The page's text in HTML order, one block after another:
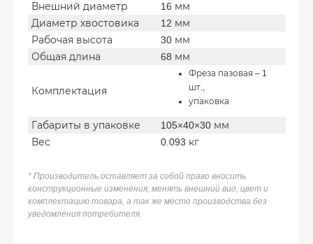
Внешний диаметр
16 мм
Диаметр хвостовика
12 мм
Рабочая высота
30 мм
Общая длина
68 мм
Комплектация
Фреза пазовая – 1
шт.,
упаковка
Габариты в упаковке
105×40×30 мм
Вес
0.093 кг
* Производитель оставляет за собой право вносить
конструкционные изменения, менять внешний вид, цвет и
комплектацию товара, а так же место производства без
уведомления потребителя.